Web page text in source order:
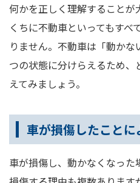
何かを正しく理解することが
くちに不動車といってもすべ
りません。不動車は「動か
つの状態に分けらえるため
えてみましょう。
車が損傷したことに
車が損傷し、動かなくなった